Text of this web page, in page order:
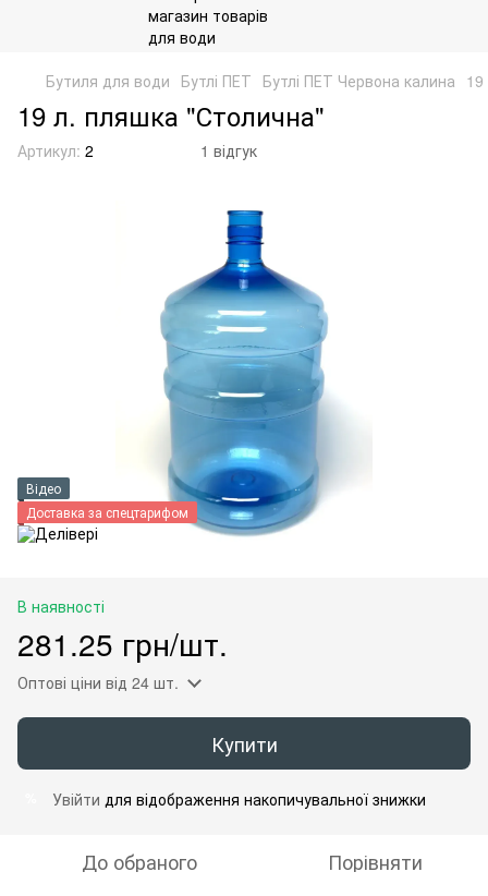
Бутиля для води Бутлі ПЕТ Бутлі ПЕТ Червона калина
19 л. пляшка "Столична"
Артикул: 2 1 відгук
Відео
Доставка за спецтарифом
В наявності
281.25 грн/шт.
Оптові ціни від 24 шт.
Купити
Увійти для відображення накопичувальної знижки
До обраного Порівняти